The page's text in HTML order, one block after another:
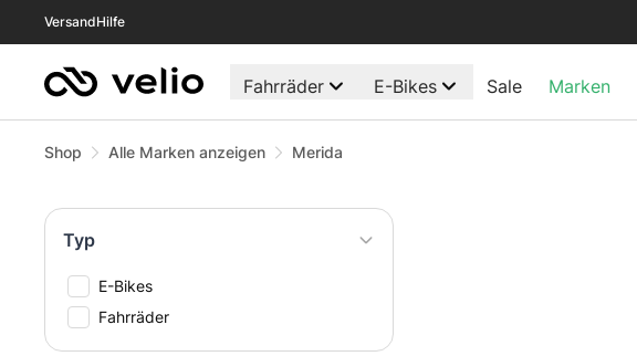
VersandHilfe
Fahrräder E-Bikes Sale Marken
Shop Alle Marken anzeigen Merida
Typ
E-Bikes
Fahrräder